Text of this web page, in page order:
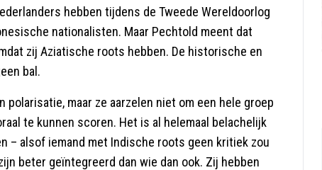
hebben tijdens de Tweede Wereldoorlog
nationalisten. Maar Pechtold meent dat
zij Aziatische roots hebben. De historische en
bal.
maar ze aarzelen niet om een hele groep
te kunnen scoren. Het is al helemaal belachelijk
– alsof iemand met Indische roots geen kritiek zou
beter geïntegreerd dan wie dan ook. Zij hebben